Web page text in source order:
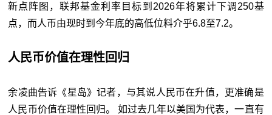
新点阵图，联邦基金利率目标到2026年将累计下调250基
点，而人币由现时到今年底的高低位料介乎6.8至7.2。
人民币价值在理性回归
余凌曲告诉《星岛》记者，与其说人民币在升值，更准确是
人民币价值在理性回归。 如过去几年以美国为代表，一直有